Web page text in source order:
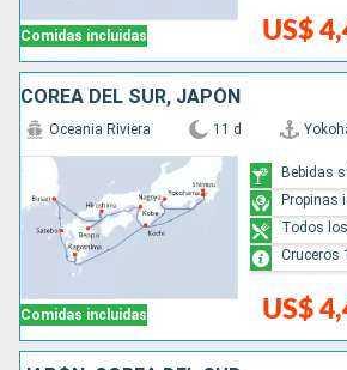
Comidas incluidas US$
COREA DEL SUR, JAPÓN
Comidas incluidas
Oceania Riviera 11 d
US$
Bebidas
Propinas
Todos
Cruceros